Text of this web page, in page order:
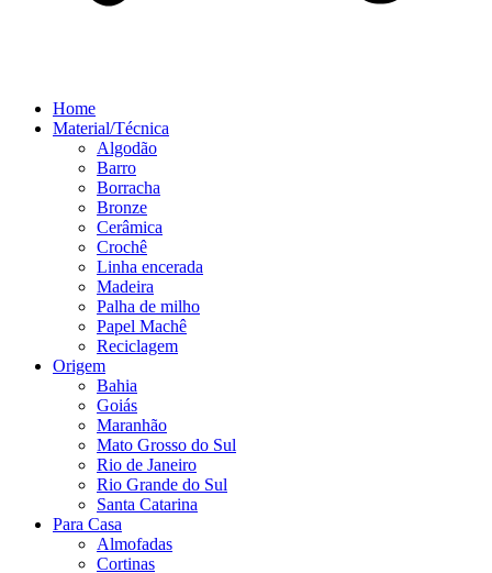
Home
Material/Técnica
Algodão
Barro
Borracha
Bronze
Cerâmica
Crochê
Linha encerada
Madeira
Palha de milho
Papel Machê
Reciclagem
Origem
Bahia
Goiás
Maranhão
Mato Grosso do Sul
Rio de Janeiro
Rio Grande do Sul
Santa Catarina
Para Casa
Almofadas
Cortinas